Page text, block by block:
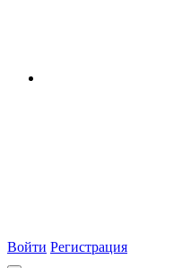
Войти Регистрация